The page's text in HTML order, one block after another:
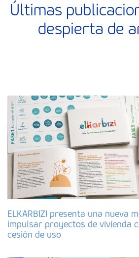
Últimas
despierta de
ELKARBIZI presenta una nueva
impulsar proyectos de vivienda
cesión de uso